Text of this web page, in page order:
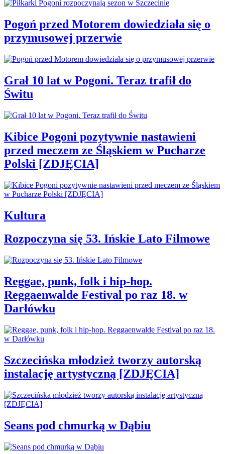
Pogoń przed Motorem dowiedziała się o
przymusowej przerwie
Grał 10 lat w Pogoni. Teraz trafił do
Świtu
Kibice Pogoni pozytywnie nastawieni
przed meczem ze Śląskiem w Pucharze
Polski [ZDJĘCIA]
Kultura
Rozpoczyna się 53. Ińskie Lato Filmowe
Reggae, punk, folk i hip-hop.
Reggaenwalde Festival po raz 18. w
Darłówku
Szczecińska młodzież tworzy autorską
instalację artystyczną [ZDJĘCIA]
Seans pod chmurką w Dąbiu